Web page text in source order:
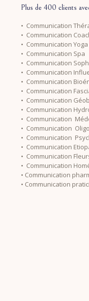
Plus de 400 clients
• Communication
• Communication
• Communication
• Communication Spa
• Communication
• Communication
• Communication
• Communication
• Communication
• Communication
• Communication
• Communication
• Communication
• Communication
• Communication
• Communication
• Communication
• Communication